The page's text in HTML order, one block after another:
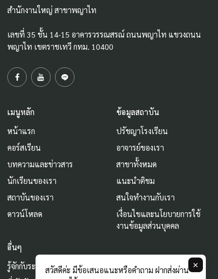
สำนักงานใหญ่ สาขาพญาไท
เลขที่ 35 ชั้น 14-15 อาคารวรรณสรณ์ ถนนพญาไท แขวงถนน
พญาไท เขตราชเทวี กทม. 10400
เมนูหลัก
หน้าแรก
คอร์สเรียน
บทความและข่าวสาร
นักเรียนของเรา
สถาบันของเรา
ดาวน์โหลด
ข้อมูลสถาบัน
ปรัชญาโรงเรียน
อาจารย์ของเรา
สาขาทั้งหมด
แนะนำติชม
สนใจทำงานกับเรา
เงื่อนไขและนโยบายการใช้
งานข้อมูลส่วนบุคคล
อื่นๆ
รู้จักกับระบบ AURUM
×
สวัสดีค่ะ มีข้อเสนอแนะหรือคำถาม ฝากส่งผ่าน